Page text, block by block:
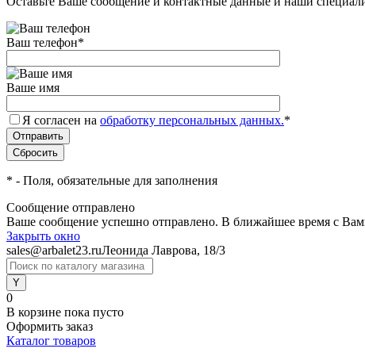
Ваш телефон*
Ваше имя
Я согласен на обработку персональных данных.*
* - Поля, обязательные для заполнения
Сообщение отправлено
Ваше сообщение успешно отправлено. В ближайшее время с
Закрыть окно
sales@arbalet23.ruЛеонида Лаврова, 18/3
0
В корзине пока пусто
Оформить заказ
Каталог товаров